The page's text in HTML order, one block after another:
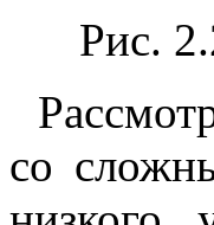
Рис.
со